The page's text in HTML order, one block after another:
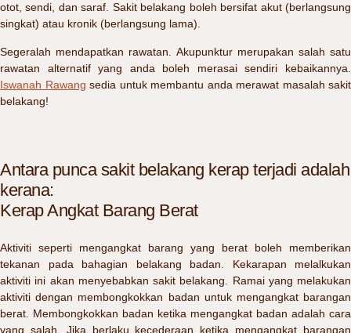
otot, sendi, dan saraf. Sakit belakang boleh bersifat akut (berlangsung
singkat) atau kronik (berlangsung lama).
Segeralah mendapatkan rawatan. Akupunktur merupakan salah satu
rawatan alternatif yang anda boleh merasai sendiri kebaikannya.
Iswanah Rawang sedia untuk membantu anda merawat masalah sakit
belakang!
Antara punca sakit belakang kerap terjadi adalah
kerana:
Kerap Angkat Barang Berat
Aktiviti seperti mengangkat barang yang berat boleh memberikan
tekanan pada bahagian belakang badan. Kekarapan melalkukan
aktiviti ini akan menyebabkan sakit belakang. Ramai yang melakukan
aktiviti dengan membongkokkan badan untuk mengangkat barangan
berat. Membongkokkan badan ketika mengangkat badan adalah cara
yang salah. Jika berlaku kecederaan ketika mengangkat barangan